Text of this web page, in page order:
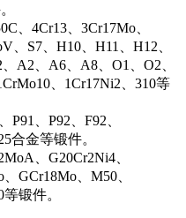
、4Cr13、3Cr17Mo、
、S7、H10、H11、H12、
A2、A6、A8、O1、O2、
、1Cr17Ni2、310等
、P92、F92、
合金等锻件。
、G20Cr2Ni4、
GCr18Mo、M50、
锻件。